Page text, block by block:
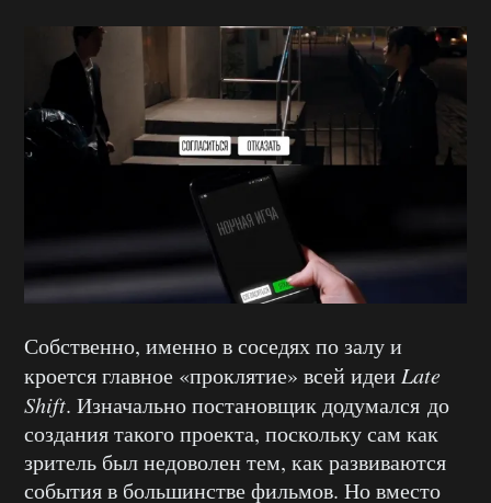
Собственно, именно в соседях по залу и
кроется главное «проклятие» всей идеи Late
Shift. Изначально постановщик додумался до
создания такого проекта, поскольку сам как
зритель был недоволен тем, как развиваются
события в большинстве фильмов. Но вместо